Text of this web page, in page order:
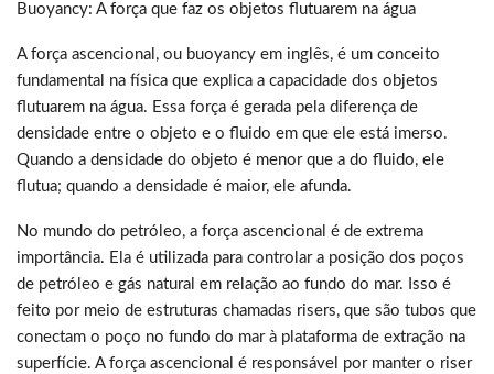
Buoyancy: A força que faz os objetos flutuarem na água
A força ascencional, ou buoyancy em inglês, é um conceito
fundamental na física que explica a capacidade dos objetos
flutuarem na água. Essa força é gerada pela diferença de
densidade entre o objeto e o fluido em que ele está imerso.
Quando a densidade do objeto é menor que a do fluido, ele
flutua; quando a densidade é maior, ele afunda.
No mundo do petróleo, a força ascencional é de extrema
importância. Ela é utilizada para controlar a posição dos poços
de petróleo e gás natural em relação ao fundo do mar. Isso é
feito por meio de estruturas chamadas risers, que são tubos que
conectam o poço no fundo do mar à plataforma de extração na
superfície. A força ascencional é responsável por manter o riser